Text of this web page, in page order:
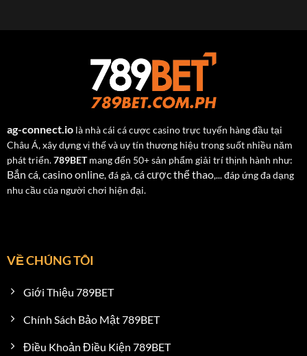
ag-connect.io là nhà cái cá cược casino trực tuyến hàng đầu tại
Châu Á, xây dựng vị thế và uy tín thương hiệu trong suốt nhiều năm
phát triển.789BETmang đến 50+ sản phẩm giải trí thịnh hành như:
Bắn cá,casino online, đá gà,cá cược thể thao,... đáp ứng đa dạng
nhu cầu của người chơi hiện đại.
VỀ CHÚNG TÔI
Giới Thiệu 789BET
Chính Sách Bảo Mật 789BET
Điều Khoản Điều Kiện 789BET